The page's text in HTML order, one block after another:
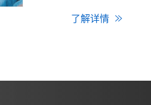
了解详情